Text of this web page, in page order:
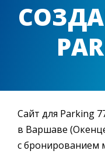
Сайт для Parking
в Варшаве
с бронированием